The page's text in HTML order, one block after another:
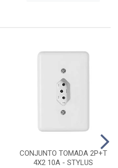
CONJUNTO TOMADA 2P+T
4X2 10A - STYLUS